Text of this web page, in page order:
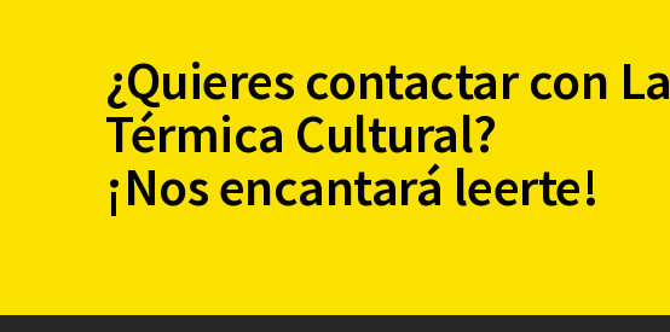
¿Quieres contactar con La
Térmica Cultural?
¡Nos encantará leerte!